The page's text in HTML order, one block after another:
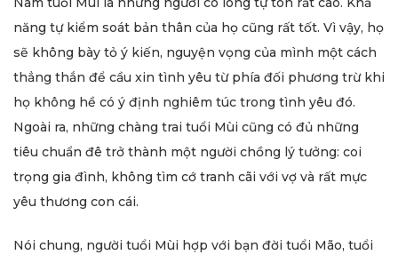
năng tự kiểm soát bản thân của họ cũng rất tốt. Vì vậy, họ
sẽ không bày tỏ ý kiến, nguyện vọng của mình một cách
thẳng thắn để cầu xin tình yêu từ phía đối phương trừ khi
họ không hề có ý định nghiêm túc trong tình yêu đó.
Ngoài ra, những chàng trai tuổi Mùi cũng có đủ những
tiêu chuẩn đê trở thành một người chồng lý tưởng: coi
trọng gia đình, không tìm cớ tranh cãi với vợ và rất mực
yêu thương con cái.
Nói chung, người tuổi Mùi hợp với bạn đời tuổi Mão, tuổi